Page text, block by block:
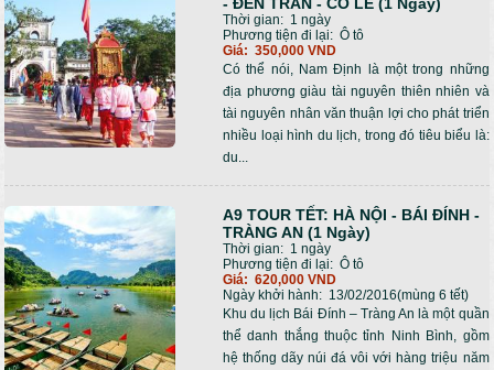
Thời gian: 1 ngày
Phương tiện đi lại: Ô tô
Giá: 350,000 VND
Có thể nói, Nam Định là một trong những
địa phương giàu tài nguyên thiên nhiên và
tài nguyên nhân văn thuận lợi cho phát triển
nhiều loại hình du lịch, trong đó tiêu biểu là:
du...
A9 TOUR TẾT: HÀ NỘI - BÁI ĐÍNH -
TRÀNG AN (1 Ngày)
Thời gian: 1 ngày
Phương tiện đi lại: Ô tô
Giá: 620,000 VND
Ngày khởi hành: 13/02/2016(mùng 6 tết)
Khu du lịch Bái Đính – Tràng An là một quần
thể danh thắng thuộc tỉnh Ninh Bình, gồm
hệ thống dãy núi đá vôi với hàng triệu năm